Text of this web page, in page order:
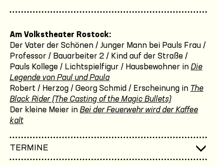
Am Volkstheater Rostock:
Der Vater der Schönen / Junger Mann bei Pauls Frau /
Professor / Bauarbeiter 2 / Kind auf der Straße /
Pauls Kollege / Lichtspielfigur / Hausbewohner in Die
Legende von Paul und Paula
Robert / Herzog / Georg Schmid / Erscheinung in The
Black Rider (The Casting of the Magic Bullets)
Der kleine Meier in Bei der Feuerwehr wird der Kaffee
kalt
TERMINE